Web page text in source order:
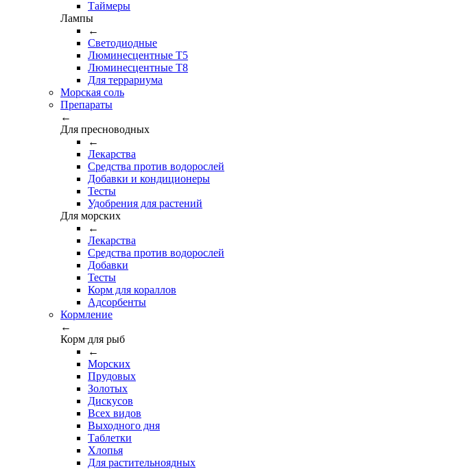
Таймеры
Лампы
←
Светодиодные
Люминесцентные Т5
Люминесцентные Т8
Для террариума
Морская соль
Препараты
←
Для пресноводных
←
Лекарства
Средства против водорослей
Добавки и кондиционеры
Тесты
Удобрения для растений
Для морских
←
Лекарства
Средства против водорослей
Добавки
Тесты
Корм для кораллов
Адсорбенты
Кормление
←
Корм для рыб
←
Морских
Прудовых
Золотых
Дискусов
Всех видов
Выходного дня
Таблетки
Хлопья
Для растительноядных